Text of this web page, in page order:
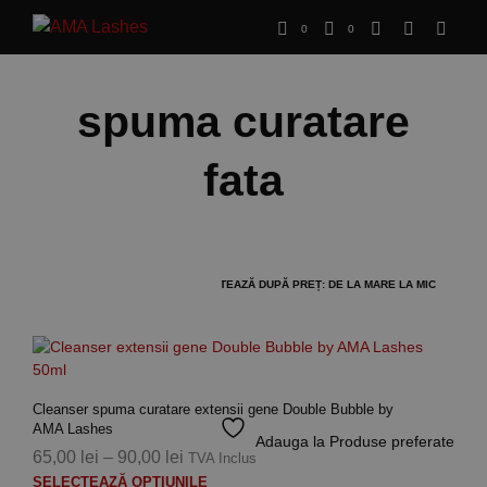
0 0
spuma curatare
fata
Adauga la Produse preferate
Cleanser spuma curatare extensii gene Double Bubble by
AMA Lashes
65,00 lei – 90,00 lei Interval
de
TVA Inclus
SELECTEAZĂ OPȚIUNILE